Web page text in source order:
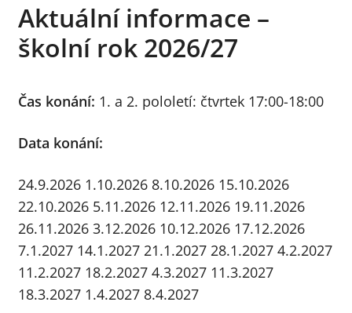
Ceník
Info
Aktuální informace –
školní rok 2026/27
Čas konání: 1. a 2. pololetí: čtvrtek 17:00-18:00
Data konání:
24.9.2026 1.10.2026 8.10.2026 15.10.2026
22.10.2026 5.11.2026 12.11.2026 19.11.2026
26.11.2026 3.12.2026 10.12.2026 17.12.2026
7.1.2027 14.1.2027 21.1.2027 28.1.2027 4.2.2027
11.2.2027 18.2.2027 4.3.2027 11.3.2027
18.3.2027 1.4.2027 8.4.2027